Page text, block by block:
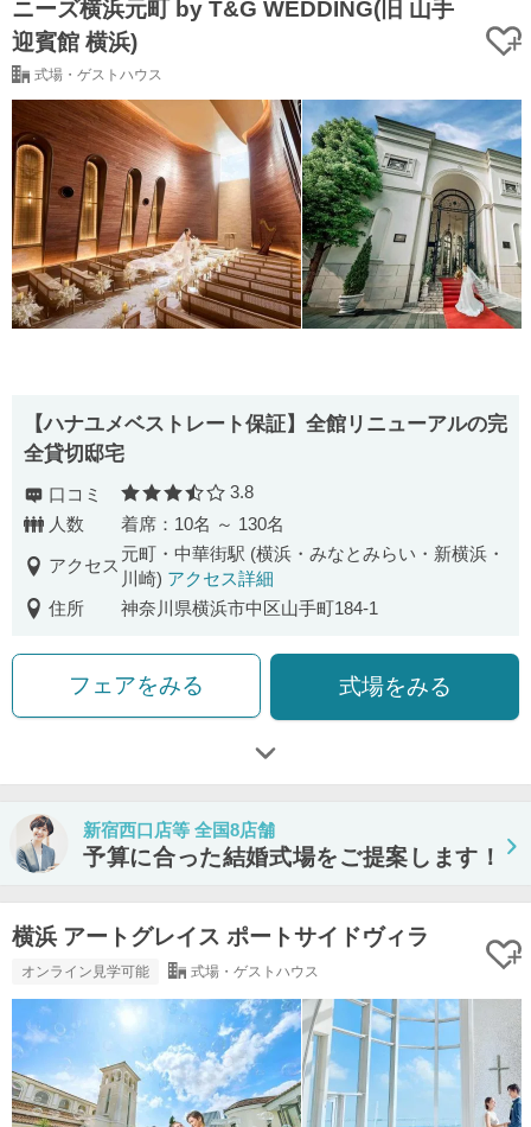
ニーズ横浜元町 by T&G WEDDING(旧 山手
迎賓館 横浜)
式場・ゲストハウス
【ハナユメベストレート保証】全館リニューアルの完
全貸切邸宅
口コミ 口コミ評価
3.8
人数
着席：10名 ～ 130名
アクセス
元町・中華街駅 (横浜・みなとみらい・新横浜・
川崎) アクセス詳細
住所
神奈川県横浜市中区山手町184-1
フェアをみる 式場をみる
新宿西口店等 全国8店舗
予算に合った結婚式場をご提案します！
横浜 アートグレイス ポートサイドヴィラ
オンライン見学可能 式場・ゲストハウス